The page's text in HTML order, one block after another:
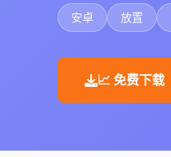
安卓 放置
📈 免费下载